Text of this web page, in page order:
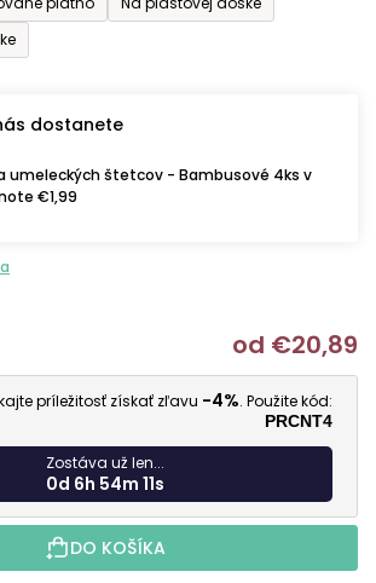
dostanete
umeleckých štetcov - Bambusové 4ks v
€1,99
od €20,89
príležitosť získať zľavu -4%. Použite kód:
PRCNT4
Zostáva už len...
0d 6h 54m 10s
DO KOŠÍKA